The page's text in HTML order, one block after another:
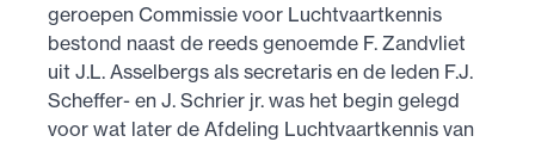
geroepen Commissie voor Luchtvaartkennis
bestond naast de reeds genoemde F. Zandvliet
uit J.L. Asselbergs als secretaris en de leden F.J.
Scheffer- en J. Schrier jr. was het begin gelegd
voor wat later de Afdeling Luchtvaartkennis van